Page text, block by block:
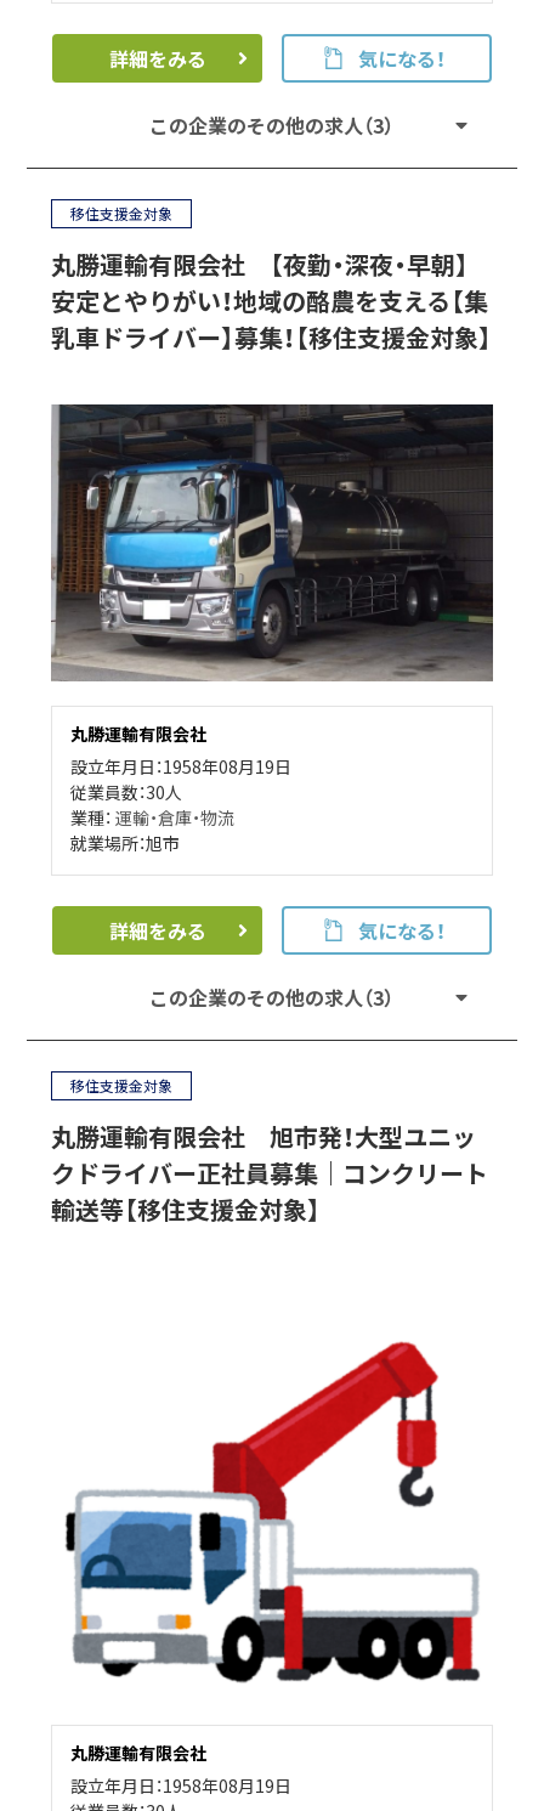
詳細をみる 気になる！
この企業のその他の求人（3）
移住支援金対象
丸勝運輸有限会社 【夜勤・深夜・早朝】
安定とやりがい！地域の酪農を支える【集
乳車ドライバー】募集！【移住支援金対象】
丸勝運輸有限会社
設立年月日：1958年08月19日
従業員数：30人
業種：運輸・倉庫・物流
就業場所：旭市
詳細をみる 気になる！
この企業のその他の求人（3）
移住支援金対象
丸勝運輸有限会社 旭市発！大型ユニッ
クドライバー正社員募集｜コンクリート
輸送等【移住支援金対象】
丸勝運輸有限会社
設立年月日：1958年08月19日